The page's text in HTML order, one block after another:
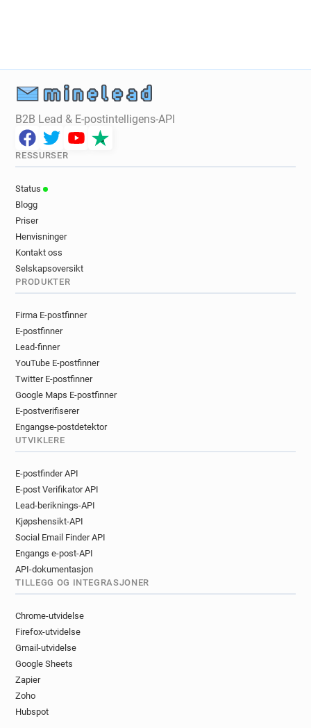
B2B Lead & E-postintelligens-API
RESSURSER
Status
Blogg
Priser
Henvisninger
Kontakt oss
Selskapsoversikt
PRODUKTER
Firma E-postfinner
E-postfinner
Lead-finner
YouTube E-postfinner
Twitter E-postfinner
Google Maps E-postfinner
E-postverifiserer
Engangse-postdetektor
UTVIKLERE
E-postfinder API
E-post Verifikator API
Lead-beriknings-API
Kjøpshensikt-API
Social Email Finder API
Engangs e-post-API
API-dokumentasjon
TILLEGG OG INTEGRASJONER
Chrome-utvidelse
Firefox-utvidelse
Gmail-utvidelse
Google Sheets
Zapier
Zoho
Hubspot